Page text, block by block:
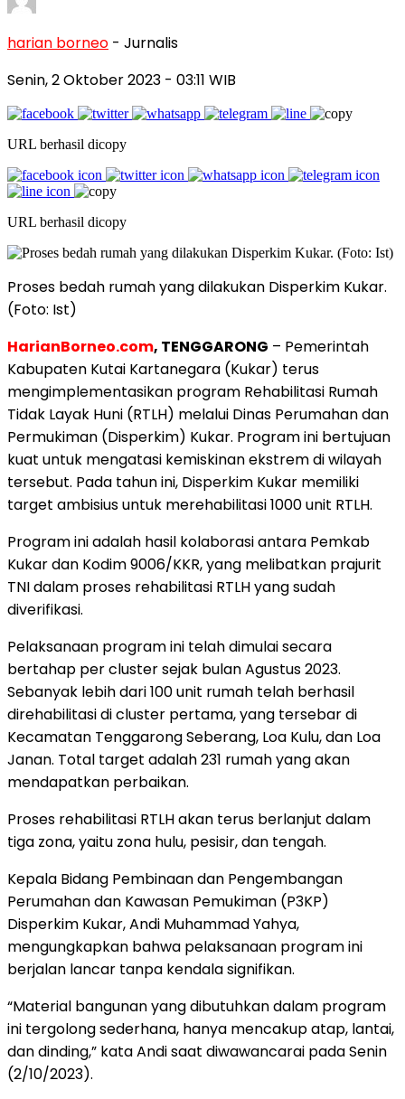
harian borneo - Jurnalis
Senin, 2 Oktober 2023 - 03:11 WIB
URL berhasil dicopy
URL berhasil dicopy
Proses bedah rumah yang dilakukan Disperkim Kukar.
(Foto: Ist)
HarianBorneo.com, TENGGARONG – Pemerintah
Kabupaten Kutai Kartanegara (Kukar) terus
mengimplementasikan program Rehabilitasi Rumah
Tidak Layak Huni (RTLH) melalui Dinas Perumahan dan
Permukiman (Disperkim) Kukar. Program ini bertujuan
kuat untuk mengatasi kemiskinan ekstrem di wilayah
tersebut. Pada tahun ini, Disperkim Kukar memiliki
target ambisius untuk merehabilitasi 1000 unit RTLH.
Program ini adalah hasil kolaborasi antara Pemkab
Kukar dan Kodim 9006/KKR, yang melibatkan prajurit
TNI dalam proses rehabilitasi RTLH yang sudah
diverifikasi.
Pelaksanaan program ini telah dimulai secara
bertahap per cluster sejak bulan Agustus 2023.
Sebanyak lebih dari 100 unit rumah telah berhasil
direhabilitasi di cluster pertama, yang tersebar di
Kecamatan Tenggarong Seberang, Loa Kulu, dan Loa
Janan. Total target adalah 231 rumah yang akan
mendapatkan perbaikan.
Proses rehabilitasi RTLH akan terus berlanjut dalam
tiga zona, yaitu zona hulu, pesisir, dan tengah.
Kepala Bidang Pembinaan dan Pengembangan
Perumahan dan Kawasan Pemukiman (P3KP)
Disperkim Kukar, Andi Muhammad Yahya,
mengungkapkan bahwa pelaksanaan program ini
berjalan lancar tanpa kendala signifikan.
“Material bangunan yang dibutuhkan dalam program
ini tergolong sederhana, hanya mencakup atap, lantai,
dan dinding,” kata Andi saat diwawancarai pada Senin
(2/10/2023).